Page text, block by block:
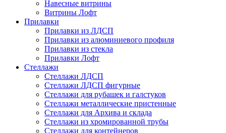
Навесные витрины
Витрины Лофт
Прилавки
Прилавки из ЛДСП
Прилавки из алюминиевого профиля
Прилавки из стекла
Прилавки Лофт
Стеллажи
Стеллажи ЛДСП
Стеллажи ЛДСП фигурные
Стеллажи для рубашек и галстуков
Стеллажи металлические пристенные
Стеллажи для Архива и склада
Стеллажи из хромированной трубы
Стеллажи для контейнеров